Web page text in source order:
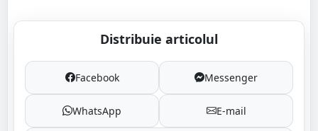
Distribuie articolul
Facebook Messenger
WhatsApp E-mail